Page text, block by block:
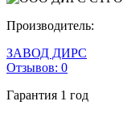
Производитель:
ЗАВОД ДИРС
Отзывов: 0
Гарантия 1 год